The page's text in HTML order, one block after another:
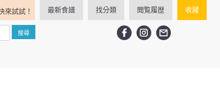
來試試！ 最新食譜 找分類 閲覧履歴 收藏